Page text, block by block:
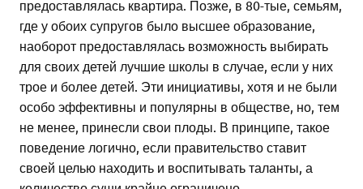
предоставлялась квартира. Позже, в 80-тые, семьям,
где у обоих супругов было высшее образование,
наоборот предоставлялась возможность выбирать
для своих детей лучшие школы в случае, если у них
трое и более детей. Эти инициативы, хотя и не были
особо эффективны и популярны в обществе, но, тем
не менее, принесли свои плоды. В принципе, такое
поведение логично, если правительство ставит
своей целью находить и воспитывать таланты, а